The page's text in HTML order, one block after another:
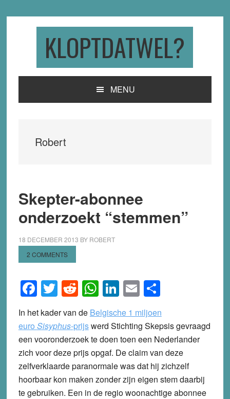
KLOPTDATWEL?
MENU
Robert
Skepter-abonnee
onderzoekt “stemmen”
18 DECEMBER 2013 BY ROBERT
2 COMMENTS
Facebook
Twitter
Reddit
WhatsApp
LinkedIn
EmailShare
In het kader van de Belgische 1 miljoen
euro Sisyphus-prijswerd Stichting Skepsis gevraagd
een vooronderzoek te doen toen een Nederlander
zich voor deze prijs opgaf. De claim van deze
zelfverklaarde paranormale was dat hij zichzelf
hoorbaar kon maken zonder zijn eigen stem daarbij
te gebruiken. Een in de regio woonachtige abonnee